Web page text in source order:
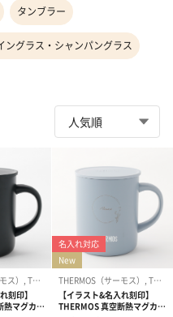
タンブラー
ングラス・シャンパングラス